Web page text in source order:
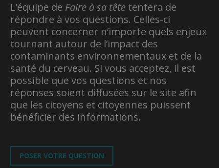
L’équipe de Faire à sa tête tentera de
répondre à vos questions. Celles-ci
peuvent concerner n’importe quels enjeux
tournant autour de l’impact des
contaminants environnementaux et de la
santé du cerveau. Si vous acceptez, il est
possible que vos questions et nos
réponses soient diffusées sur le site afin
que les citoyens et citoyennes puissent
bénéficier des informations.
POSER VOTRE QUESTION